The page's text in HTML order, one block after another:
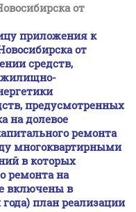
от
приложения к
от
средств,
жилищно-
предусмотренных
на долевое
ремонта
многоквартирными
в которых
ремонта на
включены в
план реализации